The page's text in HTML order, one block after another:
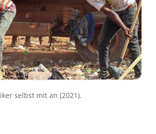
selbst mit an (2021).